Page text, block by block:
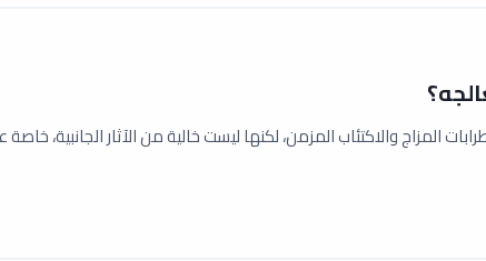
المزاج والاكتئاب المزمن، لكنها ليست خالية من الآثار الجانبية،